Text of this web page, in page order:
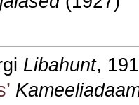
Libahunt,